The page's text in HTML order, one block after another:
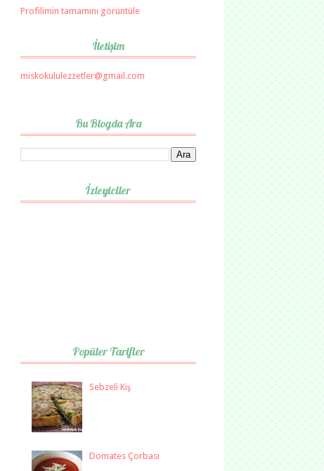
Profilimin tamamını görüntüle
İletişim
miskokululezzetler@gmail.com
Bu Blogda Ara
İzleyiciler
Popüler Tarifler
Sebzeli Kiş
Domates Çorbası